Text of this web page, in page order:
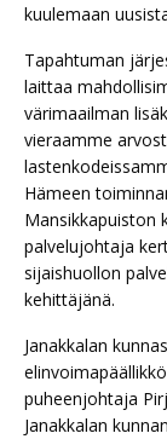
kuulemaan
Tapahtuman
laittaa
värimaailman
vieraamme
Hämeen
Mansikkapuiston
palvelujohtaja
sijaishuollon
kehittäjänä.
Janakkalan
puheenjohtaja
Janakkalan